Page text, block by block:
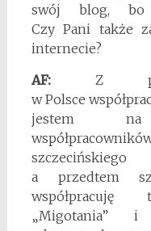
swój blog,
Czy Pani także
internecie?
AF: Z
w Polsce
jestem
a przedtem
„Migotania” i